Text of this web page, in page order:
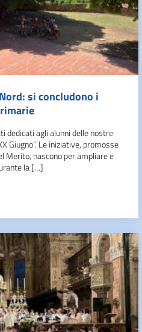
si concludono i
dedicati agli alunni delle nostre
Giugno”. Le iniziative, promosse
Merito, nascono per ampliare e
la […]